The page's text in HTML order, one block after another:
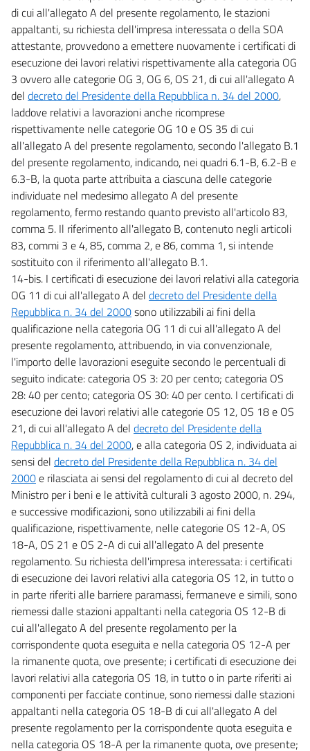
di cui all'allegato A del presente regolamento, le stazioni
appaltanti, su richiesta dell'impresa interessata o della SOA
attestante, provvedono a emettere nuovamente i certificati di
esecuzione dei lavori relativi rispettivamente alla categoria OG
3 ovvero alle categorie OG 3, OG 6, OS 21, di cui all'allegato A
del decreto del Presidente della Repubblica n. 34 del 2000,
laddove relativi a lavorazioni anche ricomprese
rispettivamente nelle categorie OG 10 e OS 35 di cui
all'allegato A del presente regolamento, secondo l'allegato B.1
del presente regolamento, indicando, nei quadri 6.1-B, 6.2-B e
6.3-B, la quota parte attribuita a ciascuna delle categorie
individuate nel medesimo allegato A del presente
regolamento, fermo restando quanto previsto all'articolo 83,
comma 5. Il riferimento all'allegato B, contenuto negli articoli
83, commi 3 e 4, 85, comma 2, e 86, comma 1, si intende
sostituito con il riferimento all'allegato B.1.
14-bis. I certificati di esecuzione dei lavori relativi alla categoria
OG 11 di cui all'allegato A del decreto del Presidente della
Repubblica n. 34 del 2000sono utilizzabili ai fini della
qualificazione nella categoria OG 11 di cui all'allegato A del
presente regolamento, attribuendo, in via convenzionale,
l'importo delle lavorazioni eseguite secondo le percentuali di
seguito indicate: categoria OS 3: 20 per cento; categoria OS
28: 40 per cento; categoria OS 30: 40 per cento. I certificati di
esecuzione dei lavori relativi alle categorie OS 12, OS 18 e OS
21, di cui all'allegato A del decreto del Presidente della
Repubblica n. 34 del 2000, e alla categoria OS 2, individuata ai
sensi del decreto del Presidente della Repubblica n. 34 del
2000e rilasciata ai sensi del regolamento di cui al decreto del
Ministro per i beni e le attività culturali 3 agosto 2000, n. 294,
e successive modificazioni, sono utilizzabili ai fini della
qualificazione, rispettivamente, nelle categorie OS 12-A, OS
18-A, OS 21 e OS 2-A di cui all'allegato A del presente
regolamento. Su richiesta dell'impresa interessata: i certificati
di esecuzione dei lavori relativi alla categoria OS 12, in tutto o
in parte riferiti alle barriere paramassi, fermaneve e simili, sono
riemessi dalle stazioni appaltanti nella categoria OS 12-B di
cui all'allegato A del presente regolamento per la
corrispondente quota eseguita e nella categoria OS 12-A per
la rimanente quota, ove presente; i certificati di esecuzione dei
lavori relativi alla categoria OS 18, in tutto o in parte riferiti ai
componenti per facciate continue, sono riemessi dalle stazioni
appaltanti nella categoria OS 18-B di cui all'allegato A del
presente regolamento per la corrispondente quota eseguita e
nella categoria OS 18-A per la rimanente quota, ove presente;